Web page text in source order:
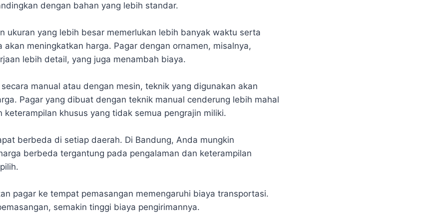
dengan bahan yang lebih standar.
ukuran yang lebih besar memerlukan lebih banyak waktu serta
akan meningkatkan harga. Pagar dengan ornamen, misalnya,
lebih detail, yang juga menambah biaya.
manual atau dengan mesin, teknik yang digunakan akan
Pagar yang dibuat dengan teknik manual cenderung lebih mahal
keterampilan khusus yang tidak semua pengrajin miliki.
berbeda di setiap daerah. Di Bandung, Anda mungkin
berbeda tergantung pada pengalaman dan keterampilan
pagar ke tempat pemasangan memengaruhi biaya transportasi.
semakin tinggi biaya pengirimannya.